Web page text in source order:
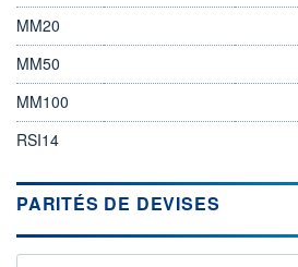
MM20
MM50
MM100
RSI14
PARITÉS DE DEVISES